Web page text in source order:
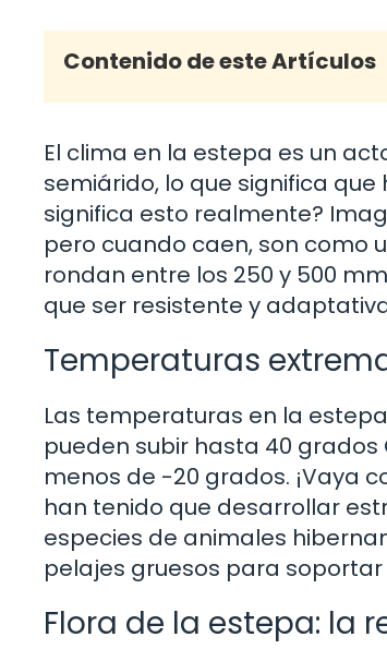
Contenido de este Artículos
El clima en la estepa es un
semiárido, lo que significa
significa esto realmente?
pero cuando caen, son como
rondan entre los 250 y 500
que ser resistente y
Temperaturas
Las temperaturas en la
pueden subir hasta 40 grados
menos de -20 grados. ¡Vaya
han tenido que desarrollar
especies de animales
pelajes gruesos para
Flora de la estepa: la